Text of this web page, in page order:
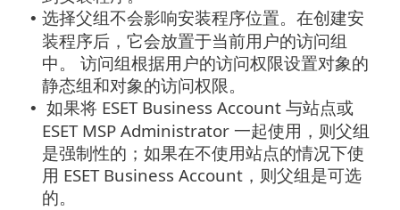
• 选择父组不会影响安装程序位置。在创建安
装程序后，它会放置于当前用户的访问组
中。 访问组根据用户的访问权限设置对象的
静态组和对象的访问权限。
• 如果将 ESET Business Account 与站点或
ESET MSP Administrator 一起使用，则父组
是强制性的；如果在不使用站点的情况下使
用 ESET Business Account，则父组是可选
的。